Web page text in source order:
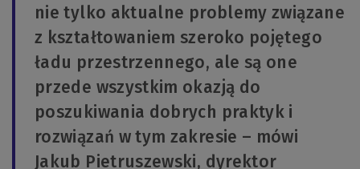
nie tylko aktualne problemy związane
z kształtowaniem szeroko pojętego
ładu przestrzennego, ale są one
przede wszystkim okazją do
poszukiwania dobrych praktyk i
rozwiązań w tym zakresie – mówi
Jakub Pietruszewski, dyrektor